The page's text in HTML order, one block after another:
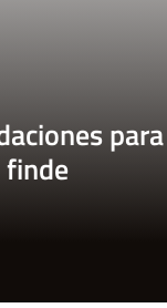
para
finde